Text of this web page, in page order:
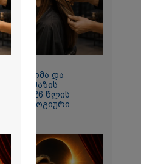
თმა და
სილამაზის
- 2026 წლის